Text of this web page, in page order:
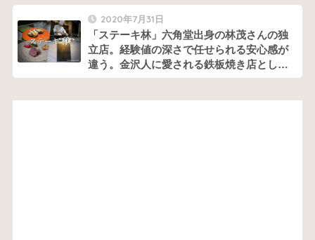
2020年7月31日
「ステーキ林」六角堂出身の林茂さんの独
立店。経験値の深さで任せられる安心感が
違う。金沢人に愛される鉄板焼き店として
根付きそう